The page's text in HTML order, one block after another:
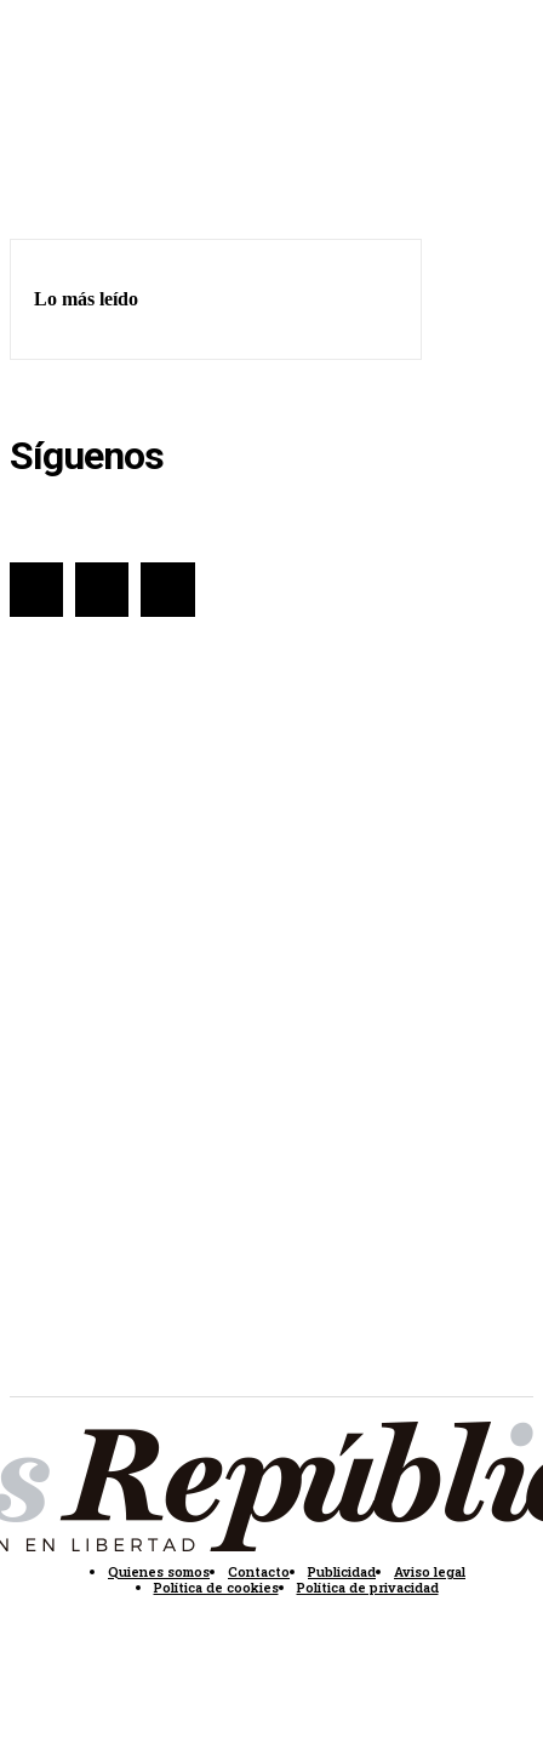
Lo más leído
Síguenos
Quienes somos Contacto Publicidad
Aviso legal
Política de cookies
Política de privacidad